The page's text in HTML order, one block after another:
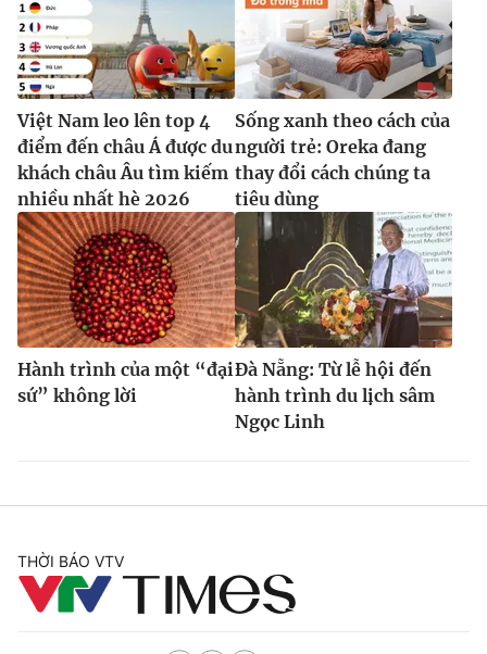
Việt Nam leo lên top 4
điểm đến châu Á được du
khách châu Âu tìm kiếm
nhiều nhất hè 2026
Sống xanh theo cách của
người trẻ: Oreka đang
thay đổi cách chúng ta
tiêu dùng
Hành trình của một “đại
sứ” không lời
Đà Nẵng: Từ lễ hội đến
hành trình du lịch sâm
Ngọc Linh
THỜI BÁO VTV